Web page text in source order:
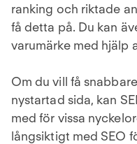
ranking och riktade
få detta på. Du kan
varumärke med hjälp
Om du vill få
nystartad sida, kan
med för vissa
långsiktigt med SEO